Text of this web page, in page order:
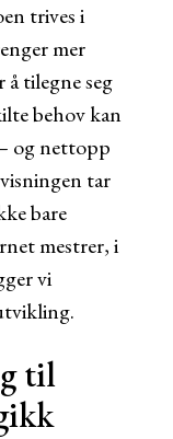
trives i
mer
tilegne seg
behov kan
og nettopp
tar
bare
mestrer, i
vi
til